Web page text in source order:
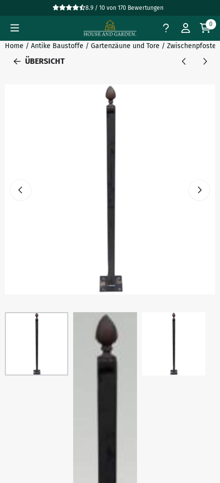
Cookie-Einstellungen verfügbar. Einstellungen wählen oder
8.9 / 10 von170 Bewertungen
0
Home / Antike Baustoffe / Gartenzäune und Tore /
ÜBERSICHT